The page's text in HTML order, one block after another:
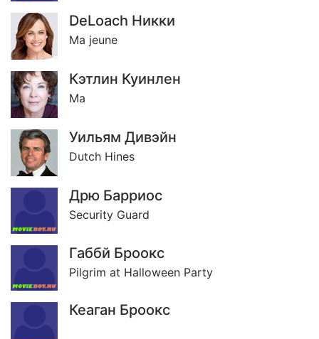
DeLoach Никки
Ma jeune
Кэтлин Куинлен
Ma
Уильям Дивэйн
Dutch Hines
Дрю Барриос
Security Guard
Габбй Броокс
Pilgrim at Halloween Party
Кеаган Броокс